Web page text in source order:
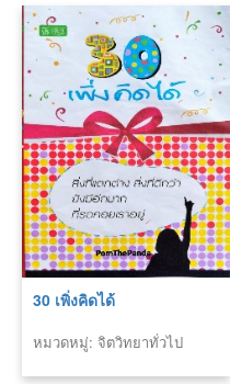
30 เพิ่งคิดได้
หมวดหมู่: จิตวิทยาทั่วไป